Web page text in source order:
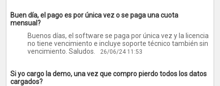
Buen día, el pago es por única vez o se paga una cuota
mensual?
Buenos días, el software se paga por única vez y la licencia
no tiene vencimiento e incluye soporte técnico también sin
vencimiento. Saludos.
26/06/24 11:53
Si yo cargo la demo, una vez que compro pierdo todos los datos
cargados?